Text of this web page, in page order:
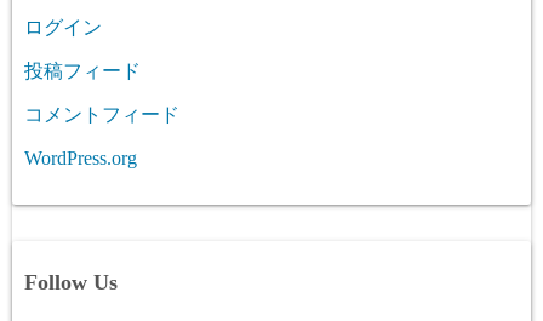
ログイン
投稿フィード
コメントフィード
WordPress.org
Follow Us